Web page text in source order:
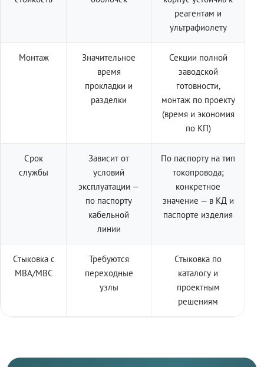
реагентам и
ультрафиолету
Монтаж
Значительное
время
прокладки и
разделки
Секции полной
заводской
готовности,
монтаж по проекту
(время и экономия
по КП)
Срок
службы
Зависит от
условий
эксплуатации —
по паспорту
кабельной
линии
По паспорту на тип
токопровода;
конкретное
значение — в КД и
паспорте изделия
Стыковка с
МВА/МВС
Требуются
переходные
узлы
Стыковка по
каталогу и
проектным
решениям